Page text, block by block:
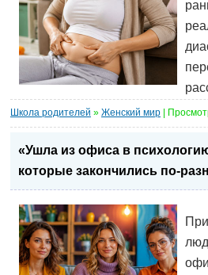
Школа родителей » Женский мир |
«Ушла из офиса в
которые закончились по-